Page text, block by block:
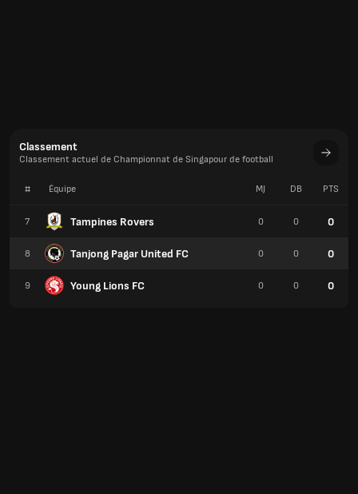
Classement
Classement actuel de Championnat de Singapour de football
# Équipe
7 Tampines Rovers
8 Tanjong Pagar United FC
9 Young Lions FC
MJ DB PTS
0 0 0
0 0 0
0 0 0